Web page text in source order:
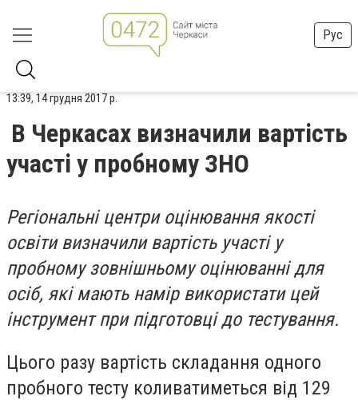
Рус
13:39, 14 грудня 2017 р.
В Черкасах визначили вартість
участі у пробному ЗНО
Регіональні центри оцінювання якості
освіти визначили вартість участі у
пробному зовнішньому оцінюванні для
осіб, які мають намір використати цей
інструмент при підготовці до тестування.
Цього разу вартість складання одного
пробного тесту коливатиметься від 129